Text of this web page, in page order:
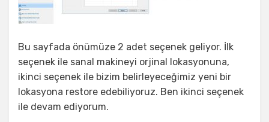
Bu sayfada önümüze 2 adet seçenek geliyor. İlk
seçenek ile sanal makineyi orjinal lokasyonuna,
ikinci seçenek ile bizim belirleyeceğimiz yeni bir
lokasyona restore edebiliyoruz. Ben ikinci seçenek
ile devam ediyorum.